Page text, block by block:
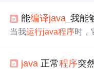
能编译java _我能
当我运行java程序时，
java 正常程序突